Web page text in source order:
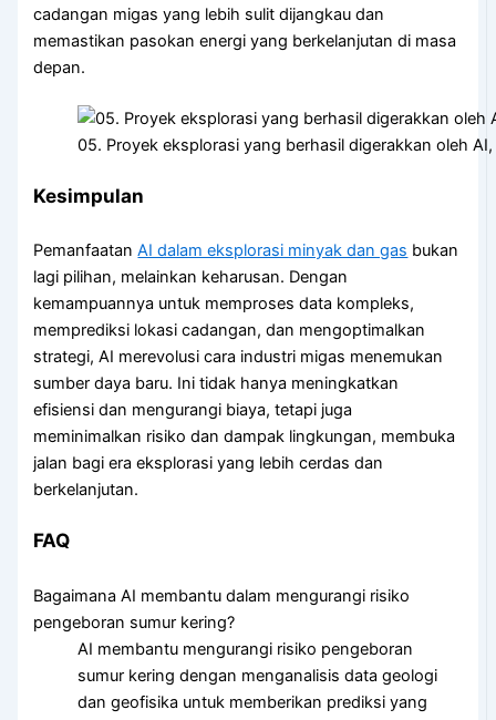
cadangan migas yang lebih sulit dijangkau dan
memastikan pasokan energi yang berkelanjutan di masa
depan.
05. Proyek eksplorasi yang berhasil digerakkan oleh
Kesimpulan
PemanfaatanAI dalam eksplorasi minyak dan gas bukan
lagi pilihan, melainkan keharusan. Dengan
kemampuannya untuk memproses data kompleks,
memprediksi lokasi cadangan, dan mengoptimalkan
strategi, AI merevolusi cara industri migas menemukan
sumber daya baru. Ini tidak hanya meningkatkan
efisiensi dan mengurangi biaya, tetapi juga
meminimalkan risiko dan dampak lingkungan, membuka
jalan bagi era eksplorasi yang lebih cerdas dan
berkelanjutan.
FAQ
Bagaimana AI membantu dalam mengurangi risiko
pengeboran sumur kering?
AI membantu mengurangi risiko pengeboran
sumur kering dengan menganalisis data geologi
dan geofisika untuk memberikan prediksi yang